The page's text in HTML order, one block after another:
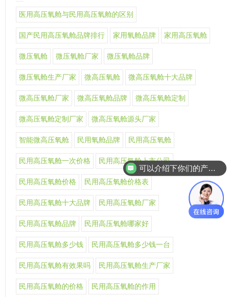
医用高压氧舱与民用高压氧舱的区别
国产民用高压氧舱品牌排行 家用氧舱品牌 家用高压氧舱
微压氧舱 微压氧舱厂家 微压氧舱品牌
微压氧舱生产厂家 微高压氧舱 微高压氧舱十大品牌
微高压氧舱厂家 微高压氧舱品牌 微高压氧舱定制
微高压氧舱定制厂家 微高压氧舱源头厂家
智能微高压氧舱 民用氧舱品牌 民用高压氧舱
民用高压氧舱一次价格 民用高压氧舱上市公司
民用高压氧舱价格 民用高压氧舱价格表
民用高压氧舱十大品牌 民用高压氧舱厂家
民用高压氧舱品牌 民用高压氧舱哪家好
民用高压氧舱多少钱 民用高压氧舱多少钱一台
民用高压氧舱有效果吗 民用高压氧舱生产厂家
民用高压氧舱的价格 民用高压氧舱的作用
可以介绍下你们的产品么